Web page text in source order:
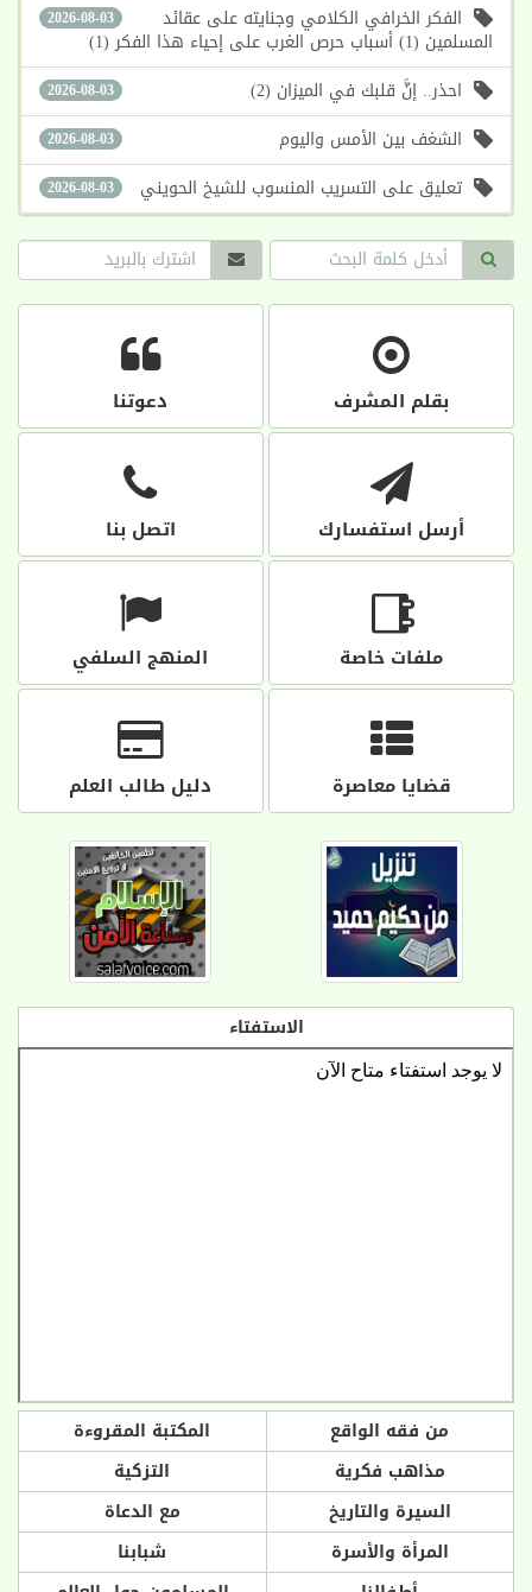
2026-08-03 الفكر الخرافي الكلامي وجنايته على عقائد
المسلمين (1) أسباب حرص الغرب على إحياء هذا الفكر (1)
2026-08-03 احذر.. إنَّ قلبك في الميزان (2)
2026-08-03 الشغف بين الأمس واليوم
2026-08-03 تعليق على التسريب المنسوب للشيخ الحويني
بقلم المشرف دعوتنا
أرسل استفسارك اتصل بنا
ملفات خاصة المنهج السلفي
قضايا معاصرة دليل طالب العلم
الاستفتاء
من فقه الواقع
المكتبة المقروءة
مذاهب فكرية
التزكية
السيرة والتاريخ
مع الدعاة
المرأة والأسرة
شبابنا